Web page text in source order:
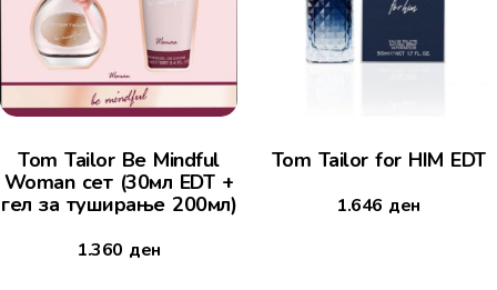
Tom Tailor Be Mindful
Woman сет (30мл EDT +
гел за туширање 200мл)
1.360 ден
Tom Tailor for HIM EDT
1.646 ден